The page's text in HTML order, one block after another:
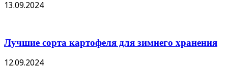
13.09.2024
Лучшие сорта картофеля для зимнего хранения
12.09.2024